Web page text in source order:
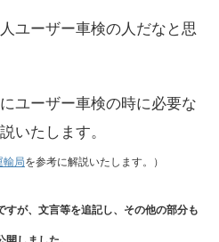
ユーザー車検の人だなと思
ユーザー車検の時に必要な
いたします。
輸局を参考に解説いたします。）
が、文言等を追記し、その他の部分も